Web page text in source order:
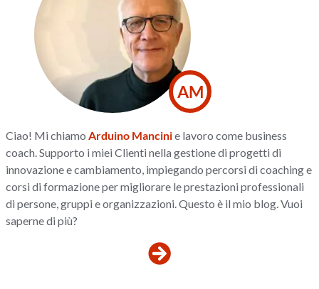
AM
Ciao! Mi chiamo Arduino Mancinie lavoro come business
coach. Supporto i miei Clienti nella gestione di progetti di
innovazione e cambiamento, impiegando percorsi di coaching e
corsi di formazione per migliorare le prestazioni professionali
di persone, gruppi e organizzazioni. Questo è il mio blog. Vuoi
saperne di più?